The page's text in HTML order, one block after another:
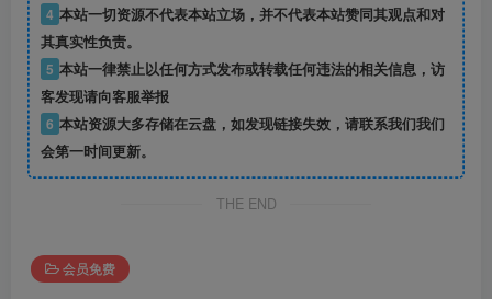
4 本站一切资源不代表本站立场，并不代表本站赞同其观点和对
其真实性负责。
5 本站一律禁止以任何方式发布或转载任何违法的相关信息，访
客发现请向客服举报
6 本站资源大多存储在云盘，如发现链接失效，请联系我们我们
会第一时间更新。
THE END
会员免费